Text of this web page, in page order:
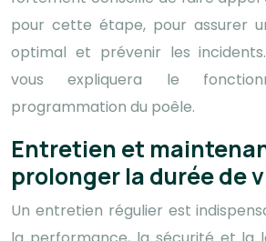
pour cette étape, pour assurer
optimal et prévenir les
vous expliquera le
programmation du poêle.
Entretien et
prolonger la durée de
Un entretien régulier est